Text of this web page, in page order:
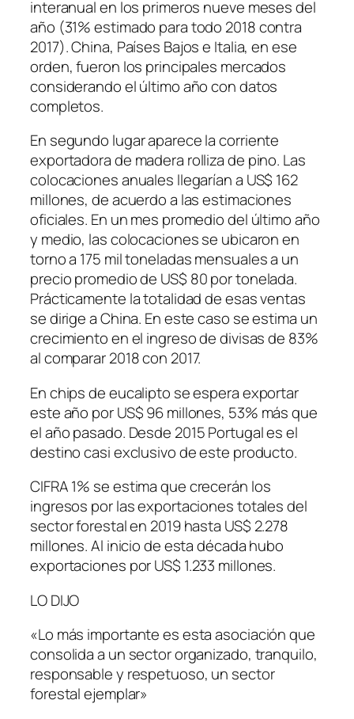
interanual en los primeros nueve meses del
año (31% estimado para todo 2018 contra
2017). China, Países Bajos e Italia, en ese
orden, fueron los principales mercados
considerando el último año con datos
completos.
En segundo lugar aparece la corriente
exportadora de madera rolliza de pino. Las
colocaciones anuales llegarían a US$ 162
millones, de acuerdo a las estimaciones
oficiales. En un mes promedio del último año
y medio, las colocaciones se ubicaron en
torno a 175 mil toneladas mensuales a un
precio promedio de US$ 80 por tonelada.
Prácticamente la totalidad de esas ventas
se dirige a China. En este caso se estima un
crecimiento en el ingreso de divisas de 83%
al comparar 2018 con 2017.
En chips de eucalipto se espera exportar
este año por US$ 96 millones, 53% más que
el año pasado. Desde 2015 Portugal es el
destino casi exclusivo de este producto.
CIFRA 1% se estima que crecerán los
ingresos por las exportaciones totales del
sector forestal en 2019 hasta US$ 2.278
millones. Al inicio de esta década hubo
exportaciones por US$ 1.233 millones.
LO DIJO
«Lo más importante es esta asociación que
consolida a un sector organizado, tranquilo,
responsable y respetuoso, un sector
forestal ejemplar»